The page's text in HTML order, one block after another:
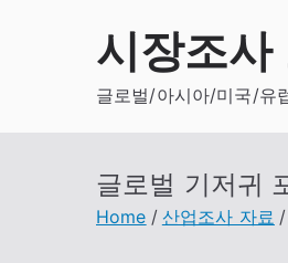
시장조사
글로벌/아시아/미국/유
글로벌 기저귀
Home 산업조사 자료